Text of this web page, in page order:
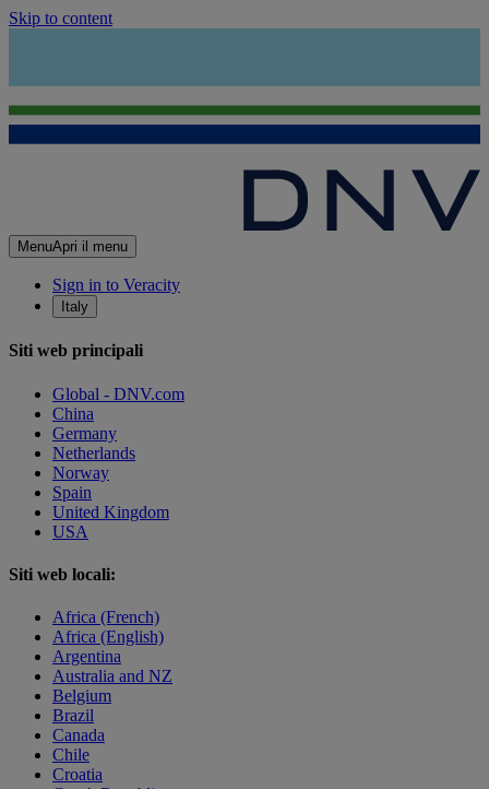
Skip to content
MenuApri il menu
Sign in to Veracity
Italy
Siti web principali
Global - DNV.com
China
Germany
Netherlands
Norway
Spain
United Kingdom
USA
Siti web locali:
Africa (French)
Africa (English)
Argentina
Australia and NZ
Belgium
Brazil
Canada
Chile
Croatia